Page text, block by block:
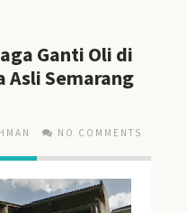
Ganti Oli di
Asli Semarang
NO COMMENTS